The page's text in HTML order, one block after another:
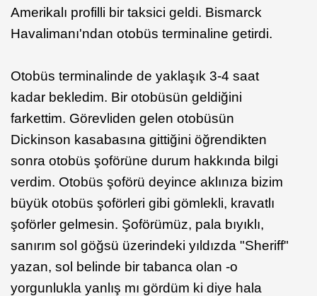
Amerikalı profilli bir taksici geldi. Bismarck
Havalimanı'ndan otobüs terminaline getirdi.
Otobüs terminalinde de yaklaşık 3-4 saat
kadar bekledim. Bir otobüsün geldiğini
farkettim. Görevliden gelen otobüsün
Dickinson kasabasına gittiğini öğrendikten
sonra otobüs şoförüne durum hakkında bilgi
verdim. Otobüs şoförü deyince aklınıza bizim
büyük otobüs şoförleri gibi gömlekli, kravatlı
şoförler gelmesin. Şoförümüz, pala bıyıklı,
sanırım sol göğsü üzerindeki yıldızda "Sheriff"
yazan, sol belinde bir tabanca olan -o
yorgunlukla yanlış mı gördüm ki diye hala